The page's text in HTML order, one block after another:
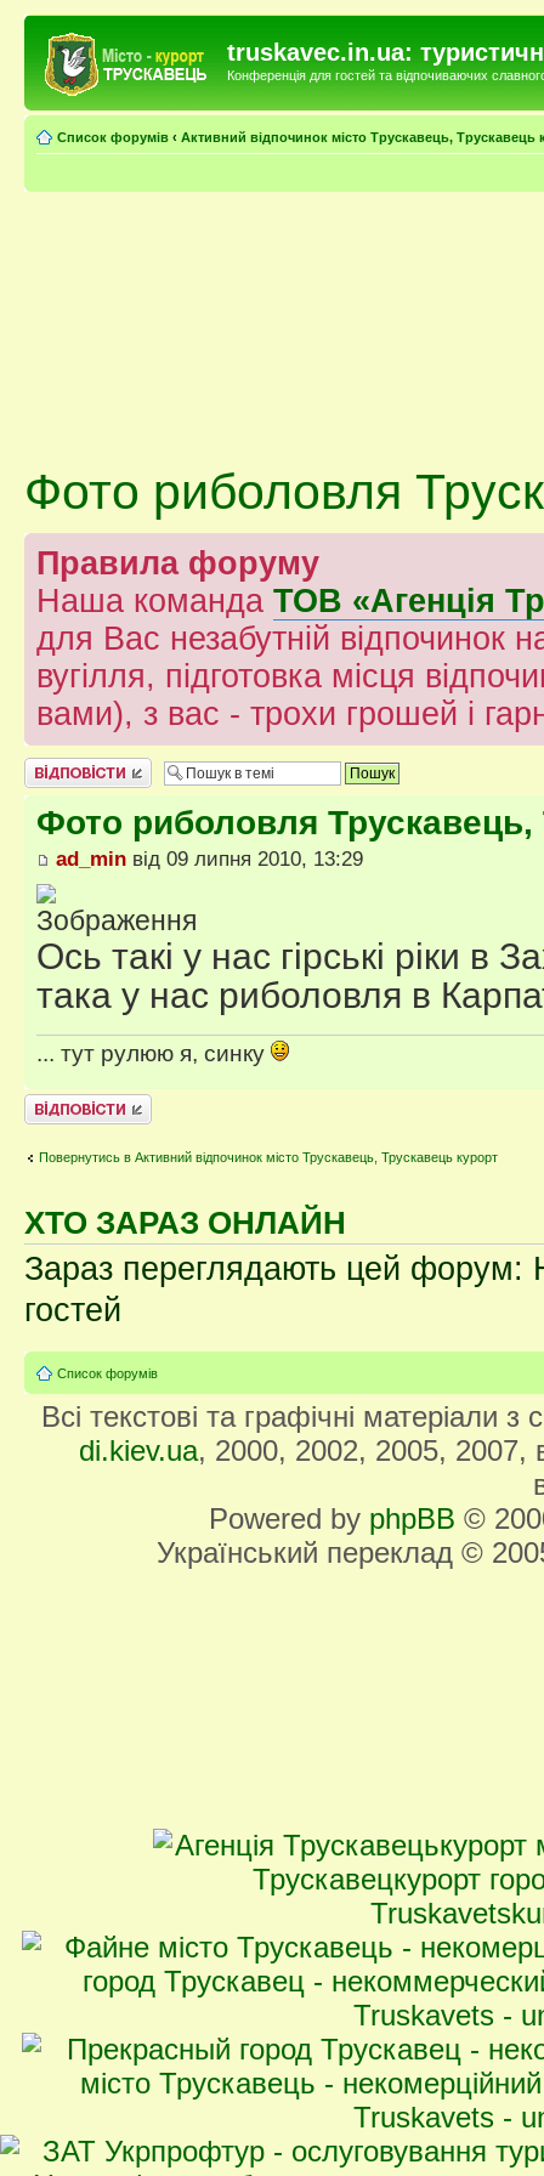
truskavec.in.ua:
Конференція для гостей та відпочиваючих
Список форумів ‹ Активний відпочинок місто Трускавець, Трускавець
Фото риболовля
Правила форуму
Наша команда ТОВ «Агенція
для Вас незабутній відпочинок
вугілля, підготовка місця
вами), з вас - трохи грошей і
Відповісти
Фото риболовля Трускавець,
ad_min від 09 липня 2010, 13:29
Ось такі у нас гірські ріки в
така у нас риболовля в
... тут рулюю я, синку
Відповісти
Повернутись в Активний відпочинок місто Трускавець, Трускавець курорт
ХТО ЗАРАЗ ОНЛАЙН
Зараз переглядають цей форум:
гостей
Список форумів
Всі текстові та графічні матеріали
di.kiev.ua, 2000, 2002, 2005, 2007,
Powered by phpBB ©
Український переклад ©